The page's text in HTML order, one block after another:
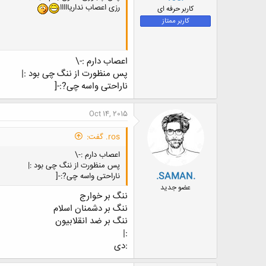
و
ع
کاربر حرفه ای
کاربر ممتاز
رزی اعصاب نداریااااا
اعصاب دارم :-\
پس منظورت از ننگ چی بود :|
ناراحتی واسه چی?:-[
.SAMAN.
عضو جدید
Oct 14, 2015
ros. گفت:
اعصاب دارم :-\
پس منظورت از ننگ چی بود :|
ناراحتی واسه چی?:-[
ننگ بر خوارج
ننگ بر دشمنان اسلام
ننگ بر ضد انقلابیون
:|
:دی